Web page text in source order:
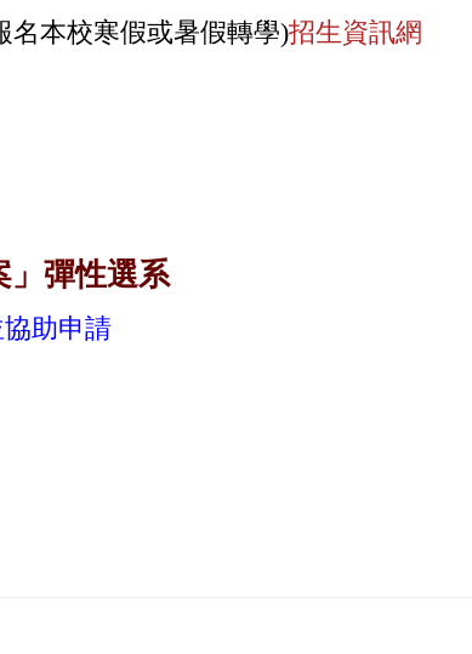
名本校寒假或暑假轉學)招生資訊網
彈性選系
助申請